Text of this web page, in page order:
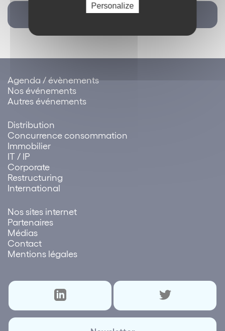
Retour
Agenda / évènements
Nos événements
Autres événements
Distribution
Concurrence consommation
Immobilier
IT / IP
Corporate
Restructuring
International
Nos sites internet
Partenaires
Médias
Contact
Mentions légales
Personalize